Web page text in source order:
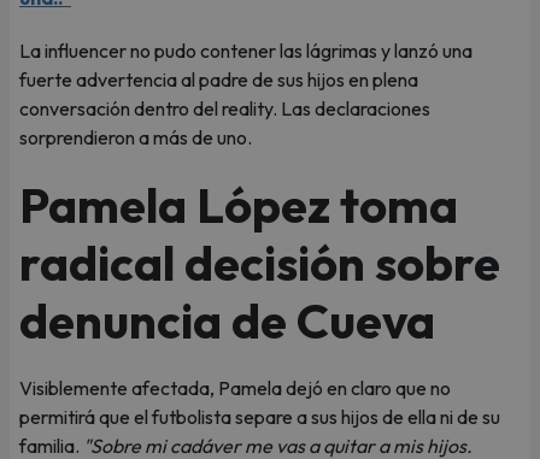
La influencer no pudo contener las lágrimas y lanzó una
fuerte advertencia al padre de sus hijos en plena
conversación dentro del reality. Las declaraciones
sorprendieron a más de uno.
Pamela López toma
radical decisión sobre
denuncia de Cueva
Visiblemente afectada, Pamela dejó en claro que no
permitirá que el futbolista separe a sus hijos de ella ni de su
familia. "Sobre mi cadáver me vas a quitar a mis hijos.